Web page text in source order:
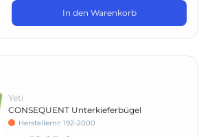
In den Warenkorb
Yeti
CONSEQUENT Unterkieferbügel
Herstellernr: 192-2000